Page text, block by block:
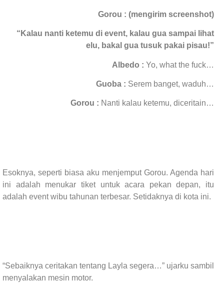
Gorou : (mengirim screenshot)
“Kalau nanti ketemu di event, kalau gua sampai lihat
elu, bakal gua tusuk pakai pisau!”
Albedo : Yo, what the fuck…
Guoba : Serem banget, waduh…
Gorou : Nanti kalau ketemu, diceritain…
Esoknya, seperti biasa aku menjemput Gorou. Agenda hari
ini adalah menukar tiket untuk acara pekan depan, itu
adalah event wibu tahunan terbesar. Setidaknya di kota ini.
“Sebaiknya ceritakan tentang Layla segera…” ujarku sambil
menyalakan mesin motor.